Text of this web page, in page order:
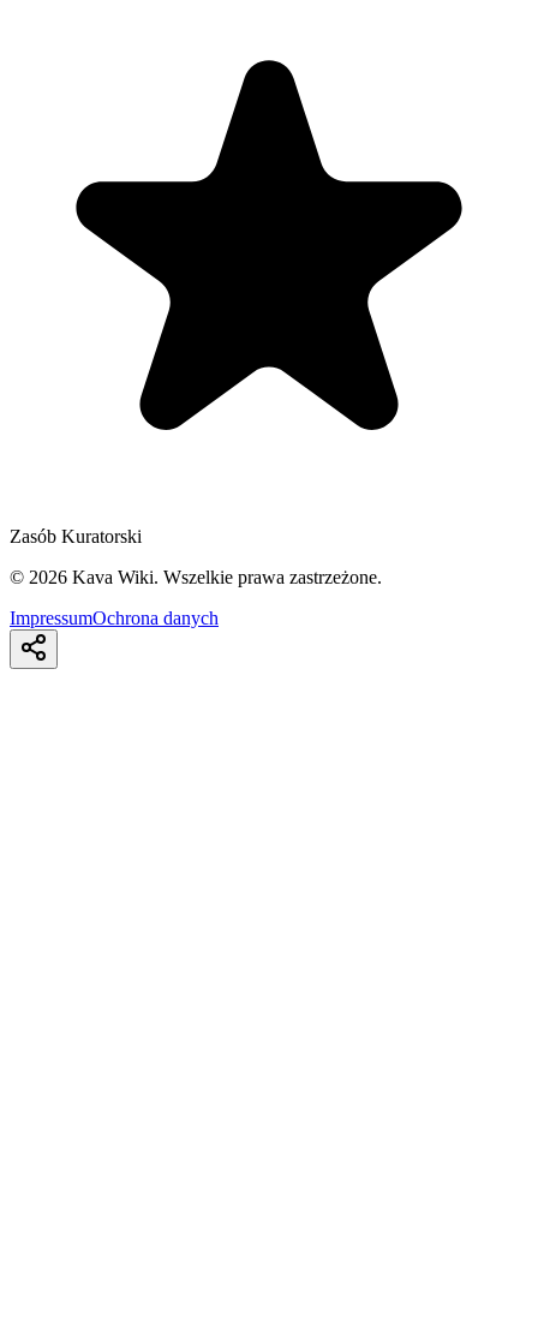
Zasób Kuratorski
© 2026 Kava Wiki. Wszelkie prawa zastrzeżone.
ImpressumOchrona danych